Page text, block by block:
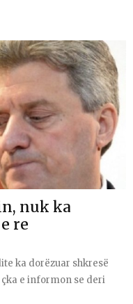
nuk ka
re
ka dorëzuar shkresë
e informon se deri